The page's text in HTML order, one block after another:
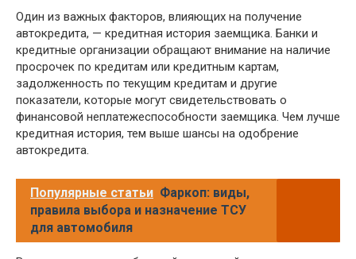
Один из важных факторов, влияющих на получение
автокредита, — кредитная история заемщика. Банки и
кредитные организации обращают внимание на наличие
просрочек по кредитам или кредитным картам,
задолженность по текущим кредитам и другие
показатели, которые могут свидетельствовать о
финансовой неплатежеспособности заемщика. Чем лучше
кредитная история, тем выше шансы на одобрение
автокредита.
Популярные статьи Фаркоп: виды,
правила выбора и назначение ТСУ
для автомобиля